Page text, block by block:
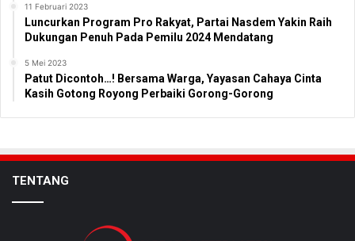
11 Februari 2023
Luncurkan Program Pro Rakyat, Partai Nasdem Yakin Raih
Dukungan Penuh Pada Pemilu 2024 Mendatang
5 Mei 2023
Patut Dicontoh…! Bersama Warga, Yayasan Cahaya Cinta
Kasih Gotong Royong Perbaiki Gorong-Gorong
TENTANG